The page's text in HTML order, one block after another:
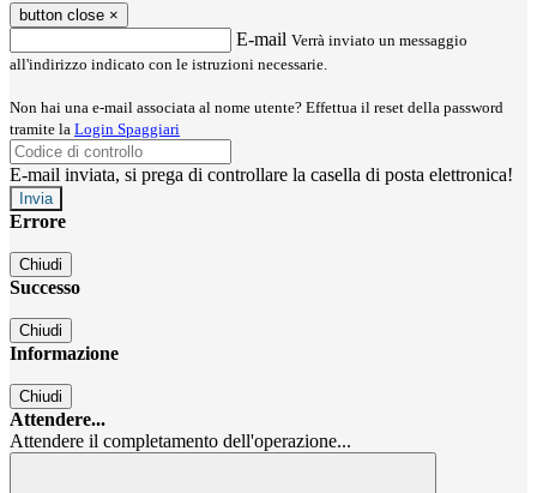
button close ×
E-mail Verrà inviato un messaggio
all'indirizzo indicato con le istruzioni necessarie.
Non hai una e-mail associata al nome utente? Effettua il reset della password
tramite la Login Spaggiari
E-mail inviata, si prega di controllare la casella di posta elettronica!
Errore
Chiudi
Successo
Chiudi
Informazione
Chiudi
Attendere...
Attendere il completamento dell'operazione...